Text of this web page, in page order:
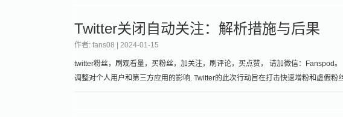
Twitter关闭自动关注：解析措施与后果
作者: fans08 | 2024-01-15
twitter粉丝，刷观看量，买粉丝，加关注，刷评论，买点赞， 请加微信：Fanspod
调整对个人用户和第三方应用的影响. Twitter的此次行动旨在打击快速增粉和虚假粉